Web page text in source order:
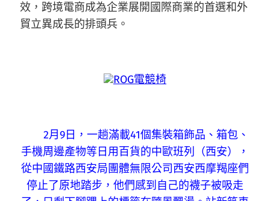
效，跨境電商成為企業展開國際商業的首選和外
貿立異成長的排頭兵。
ROG電競椅
2月9日，一趟滿載41個集裝箱飾品、箱包、
手機周邊產物等日用百貨的中歐班列（西安），
從中國鐵路西安局團體無限公司西安西摩羯座們
停止了原地踏步，他們感到自己的襪子被吸走